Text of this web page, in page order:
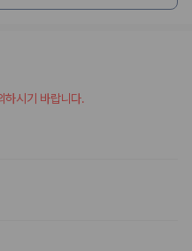
하시기 바랍니다.